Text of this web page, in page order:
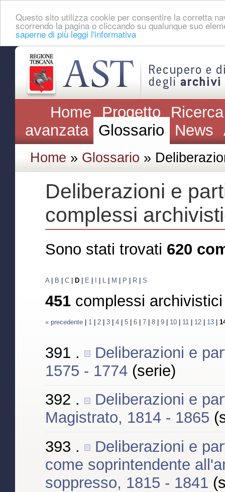
Questo sito utilizza cookie per consentire la corretta
scorrendo la pagina o cliccando su qualunque suo
saperne di più leggi l'informativa
Home Progetto
avanzata Glossario News
Home » Glossario »
Deliberazioni e
complessi
Sono stati trovati 620
A| B C D E L M P R S
451 complessi
« precedente 1 2 3 4 5 6 7 8 9 10 11 12 13
391 .
Deliberazioni e
1575 - 1774 (serie)
392 .
Deliberazioni e
Magistrato, 1814 - 1865
393 .
Deliberazioni e
come soprintendente
soppresso, 1815 - 1841